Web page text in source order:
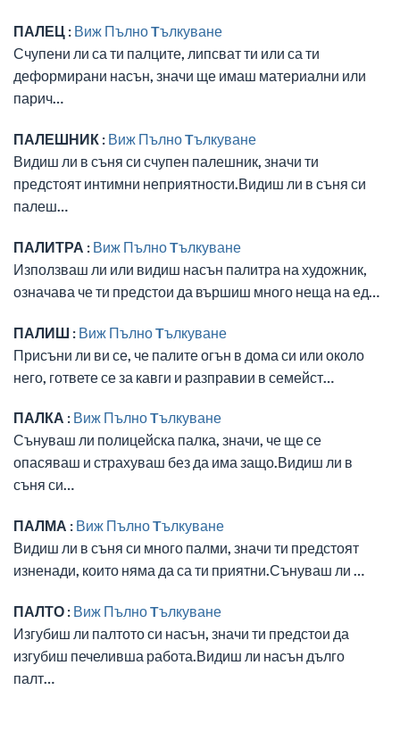
ПАЛЕЦ : Виж Пълно Tълкуване
Счупени ли са ти палците, липсват ти или са ти
деформирани насън, значи ще имаш материални или
парич…
ПАЛЕШНИК : Виж Пълно Tълкуване
Видиш ли в съня си счупен палешник, значи ти
предстоят интимни неприятности.Видиш ли в съня си
палеш…
ПАЛИТРА : Виж Пълно Tълкуване
Използваш ли или видиш насън палитра на художник,
означава че ти предстои да вършиш много неща на ед…
ПАЛИШ : Виж Пълно Tълкуване
Присъни ли ви се, че палите огън в дома си или около
него, гответе се за кавги и разправии в семейст…
ПАЛКА : Виж Пълно Tълкуване
Сънуваш ли полицейска палка, значи, че ще се
опасяваш и страхуваш без да има защо.Видиш ли в
съня си…
ПАЛМА : Виж Пълно Tълкуване
Видиш ли в съня си много палми, значи ти предстоят
изненади, които няма да са ти приятни.Сънуваш ли …
ПАЛТО : Виж Пълно Tълкуване
Изгубиш ли палтото си насън, значи ти предстои да
изгубиш печеливша работа.Видиш ли насън дълго
палт…